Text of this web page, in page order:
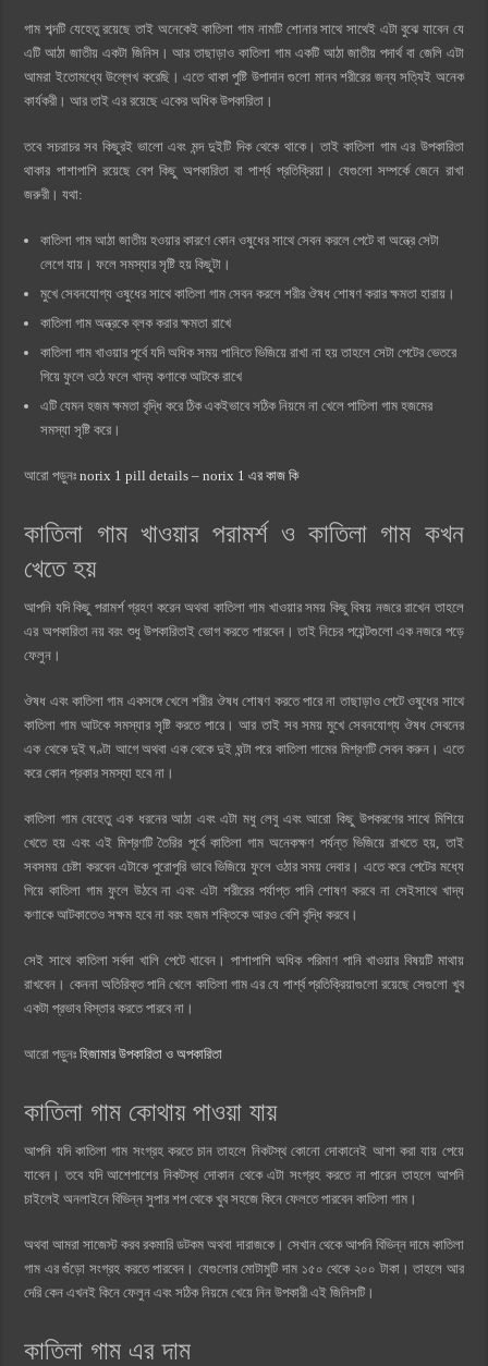
গাম শব্দটি যেহেতু রয়েছে তাই অনেকেই কাতিলা গাম নামটি শোনার সাথে সাথেই এটা বুঝে যাবেন যে
এটি আঠা জাতীয় একটা জিনিস। আর তাছাড়াও কাতিলা গাম একটি আঠা জাতীয় পদার্থ বা জেলি এটা
আমরা ইতোমধ্যে উল্লেখ করেছি। এতে থাকা পুষ্টি উপাদান গুলো মানব শরীরের জন্য সত্যিই অনেক
কার্যকরী। আর তাই এর রয়েছে একের অধিক উপকারিতা।
তবে সচরাচর সব কিছুরই ভালো এবং মন্দ দুইটি দিক থেকে থাকে। তাই কাতিলা গাম এর উপকারিতা
থাকার পাশাপাশি রয়েছে বেশ কিছু অপকারিতা বা পার্শ্ব প্রতিক্রিয়া। যেগুলো সম্পর্কে জেনে রাখা
জরুরী। যথা:
কাতিলা গাম আঠা জাতীয় হওয়ার কারণে কোন ওষুধের সাথে সেবন করলে পেটে বা অন্ত্রে সেটা
লেগে যায়। ফলে সমস্যার সৃষ্টি হয় কিছুটা।
মুখে সেবনযোগ্য ওষুধের সাথে কাতিলা গাম সেবন করলে শরীর ঔষধ শোষণ করার ক্ষমতা হারায়।
কাতিলা গাম অন্ত্রকে ব্লক করার ক্ষমতা রাখে
কাতিলা গাম খাওয়ার পূর্বে যদি অধিক সময় পানিতে ভিজিয়ে রাখা না হয় তাহলে সেটা পেটের ভেতরে
গিয়ে ফুলে ওঠে ফলে খাদ্য কণাকে আটকে রাখে
এটি যেমন হজম ক্ষমতা বৃদ্ধি করে ঠিক একইভাবে সঠিক নিয়মে না খেলে পাতিলা গাম হজমের
সমস্যা সৃষ্টি করে।
আরো পড়ুনঃnorix 1 pill details – norix 1 এর কাজ কি
কাতিলা গাম খাওয়ার পরামর্শ ও কাতিলা গাম কখন
খেতে হয়
আপনি যদি কিছু পরামর্শ গ্রহণ করেন অথবা কাতিলা গাম খাওয়ার সময় কিছু বিষয় নজরে রাখেন তাহলে
এর অপকারিতা নয় বরং শুধু উপকারিতাই ভোগ করতে পারবেন। তাই নিচের পয়েন্টগুলো এক নজরে পড়ে
ফেলুন।
ঔষধ এবং কাতিলা গাম একসঙ্গে খেলে শরীর ঔষধ শোষণ করতে পারে না তাছাড়াও পেটে ওষুধের সাথে
কাতিলা গাম আটকে সমস্যার সৃষ্টি করতে পারে। আর তাই সব সময় মুখে সেবনযোগ্য ঔষধ সেবনের
এক থেকে দুই ঘণ্টা আগে অথবা এক থেকে দুই ঘন্টা পরে কাতিলা গামের মিশ্রণটি সেবন করুন। এতে
করে কোন প্রকার সমস্যা হবে না।
কাতিলা গাম যেহেতু এক ধরনের আঠা এবং এটা মধু লেবু এবং আরো কিছু উপকরণের সাথে মিশিয়ে
খেতে হয় এবং এই মিশ্রণটি তৈরির পূর্বে কাতিলা গাম অনেকক্ষণ পর্যন্ত ভিজিয়ে রাখতে হয়, তাই
সবসময় চেষ্টা করবেন এটাকে পুরোপুরি ভাবে ভিজিয়ে ফুলে ওঠার সময় দেবার। এতে করে পেটের মধ্যে
গিয়ে কাতিলা গাম ফুলে উঠবে না এবং এটা শরীরের পর্যাপ্ত পানি শোষণ করবে না সেইসাথে খাদ্য
কণাকে আটকাতেও সক্ষম হবে না বরং হজম শক্তিকে আরও বেশি বৃদ্ধি করবে।
সেই সাথে কাতিলা সর্বদা খালি পেটে খাবেন। পাশাপাশি অধিক পরিমাণ পানি খাওয়ার বিষয়টি মাথায়
রাখবেন। কেননা অতিরিক্ত পানি খেলে কাতিলা গাম এর যে পার্শ্ব প্রতিক্রিয়াগুলো রয়েছে সেগুলো খুব
একটা প্রভাব বিস্তার করতে পারবে না।
আরো পড়ুনঃহিজামার উপকারিতা ও অপকারিতা
কাতিলা গাম কোথায় পাওয়া যায়
আপনি যদি কাতিলা গাম সংগ্রহ করতে চান তাহলে নিকটস্থ কোনো দোকানেই আশা করা যায় পেয়ে
যাবেন। তবে যদি আশেপাশের নিকটস্থ দোকান থেকে এটা সংগ্রহ করতে না পারেন তাহলে আপনি
চাইলেই অনলাইনে বিভিন্ন সুপার শপ থেকে খুব সহজে কিনে ফেলতে পারবেন কাতিলা গাম।
অথবা আমরা সাজেস্ট করব রকমারি ডটকম অথবা দারাজকে। সেখান থেকে আপনি বিভিন্ন দামে কাতিলা
গাম এর গুঁড়ো সংগ্রহ করতে পারবেন। যেগুলোর মোটামুটি দাম ১৫০ থেকে ২০০ টাকা। তাহলে আর
দেরি কেন এখনই কিনে ফেলুন এবং সঠিক নিয়মে খেয়ে নিন উপকারী এই জিনিসটি।
কাতিলা গাম এর দাম